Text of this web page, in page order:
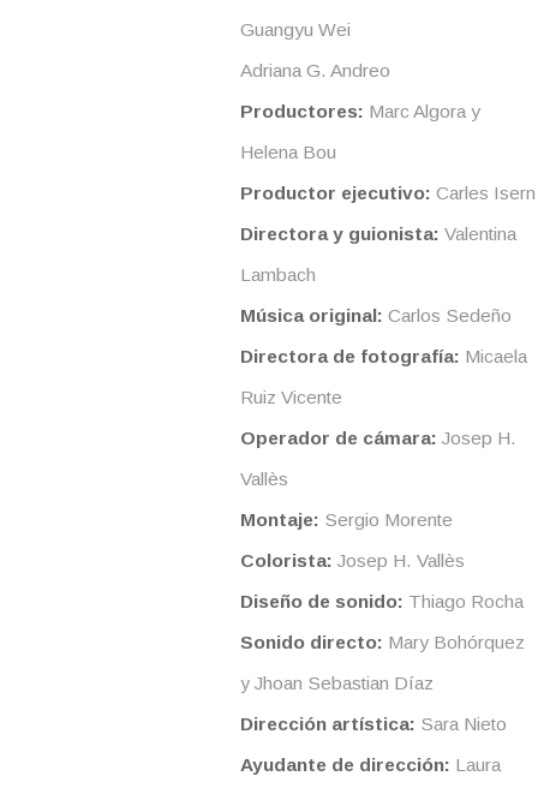
Guangyu Wei
Adriana G. Andreo
Productores: Marc Algora y
Helena Bou
Productor ejecutivo: Carles Isern
Directora y guionista: Valentina
Lambach
Música original: Carlos Sedeño
Directora de fotografía: Micaela
Ruiz Vicente
Operador de cámara: Josep H.
Vallès
Montaje: Sergio Morente
Colorista: Josep H. Vallès
Diseño de sonido: Thiago Rocha
Sonido directo: Mary Bohórquez
y Jhoan Sebastian Díaz
Dirección artística: Sara Nieto
Ayudante de dirección: Laura